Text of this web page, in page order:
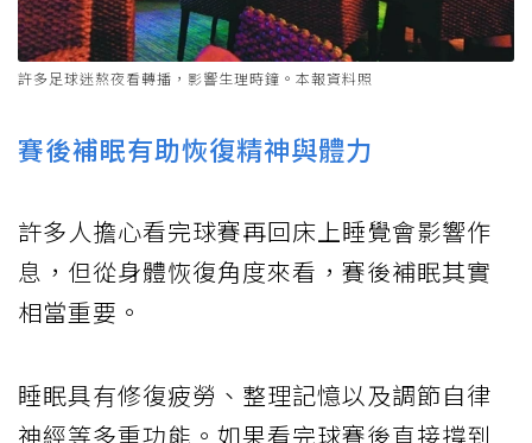
許多足球迷熬夜看轉播，影響生理時鐘。本報資料照
賽後補眠有助恢復精神與體力
許多人擔心看完球賽再回床上睡覺會影響作
息，但從身體恢復角度來看，賽後補眠其實
相當重要。
睡眠具有修復疲勞、整理記憶以及調節自律
神經等多重功能。如果看完球賽後直接撐到